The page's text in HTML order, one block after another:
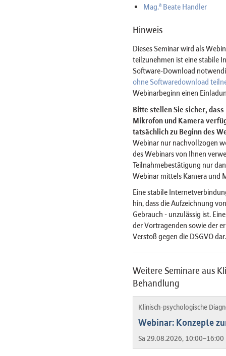
Mag. aBeate Handler
Hinweis
Dieses Seminar wird als
teilzunehmen ist eine stabile
Software-Download
ohne Softwaredownload
Webinarbeginn einen
Bitte stellen Sie sicher,
Mikrofon und Kamera
tatsächlich zu Beginn des
Webinar nur nachvollzogen
des Webinars von Ihnen
Teilnahmebestätigung nur
Webinar mittels Kamera und
Eine stabile
hin, dass die Aufzeichnung
Gebrauch - unzulässig ist.
der Vortragenden sowie der
Verstoß gegen die DSGVO dar.
Weitere Seminare aus
Behandlung
Klinisch-psychologische
Webinar: Konzepte
Sa 29.08.2026,